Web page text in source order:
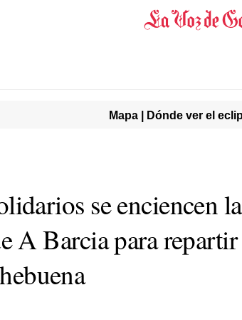
Mapa | Dónde ver el
se enciencen
A Barcia para